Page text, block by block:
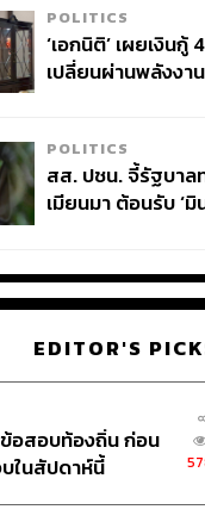
POLITICS
‘เอกนิติ’ เผยเงิน
เปลี่ยนผ่านพลังงา
POLITICS
สส. ปชน. จี้รัฐบาล
เมียนมา ต้อนรับ ‘มิ
EDITOR'S
อสอบท้องถิ่น ก่อน
ในสัปดาห์นี้